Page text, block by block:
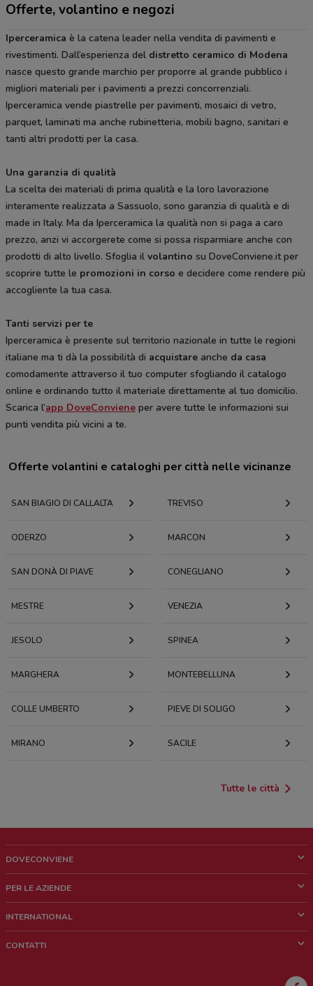
Offerte, volantino e negozi
Iperceramica è la catena leader nella vendita di pavimenti e
rivestimenti. Dall’esperienza del distretto ceramico di Modena
nasce questo grande marchio per proporre al grande pubblico i
migliori materiali per i pavimenti a prezzi concorrenziali.
Iperceramica vende piastrelle per pavimenti, mosaici di vetro,
parquet, laminati ma anche rubinetteria, mobili bagno, sanitari e
tanti altri prodotti per la casa.
Una garanzia di qualità
La scelta dei materiali di prima qualità e la loro lavorazione
interamente realizzata a Sassuolo, sono garanzia di qualità e di
made in Italy. Ma da Iperceramica la qualità non si paga a caro
prezzo, anzi vi accorgerete come si possa risparmiare anche con
prodotti di alto livello. Sfoglia il volantino su DoveConviene.it per
scoprire tutte le promozioni in corso e decidere come rendere più
accogliente la tua casa.
Tanti servizi per te
Iperceramica è presente sul territorio nazionale in tutte le regioni
italiane ma ti dà la possibilità di acquistare anche da casa
comodamente attraverso il tuo computer sfogliando il catalogo
online e ordinando tutto il materiale direttamente al tuo domicilio.
Scarica l’app DoveConviene per avere tutte le informazioni sui
punti vendita più vicini a te.
Offerte volantini e cataloghi per città nelle vicinanze
SAN BIAGIO DI CALLALTA TREVISO
ODERZO MARCON
SAN DONÀ DI PIAVE CONEGLIANO
MESTRE VENEZIA
JESOLO SPINEA
MARGHERA MONTEBELLUNA
COLLE UMBERTO PIEVE DI SOLIGO
MIRANO SACILE
Tutte le città
DOVECONVIENE
Chi siamo
Lavora con noi
PER LE AZIENDE
Richieste commerciali e marketing
INTERNATIONAL
CONTATTI